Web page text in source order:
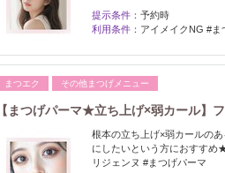
提示条件： 予約時
利用条件： アイメイクNG #ま
まつエク その他まつげメニュー
【まつげパーマ★立ち上げ×弱カール】
根本の立ち上げ×弱カールの
にしたいという方におすすめ
リジェンヌ #まつげパーマ